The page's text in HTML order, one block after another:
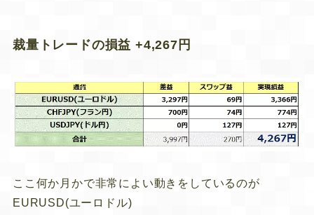
裁量トレードの損益 +4,267円
ここ何か月かで非常によい動きをしているのが
EURUSD(ユーロドル)